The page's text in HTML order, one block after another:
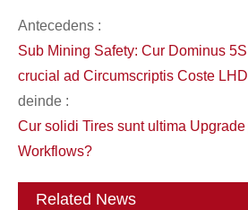
Antecedens :
Sub Mining Safety: Cur Dominus
crucial ad Circumscriptis Coste
deinde :
Cur solidi Tires sunt ultima
Workflows?
Related News